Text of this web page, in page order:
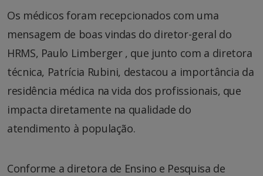
Os médicos foram recepcionados com uma
mensagem de boas vindas do diretor-geral do
HRMS, Paulo Limberger , que junto com a diretora
técnica, Patrícia Rubini, destacou a importância da
residência médica na vida dos profissionais, que
impacta diretamente na qualidade do
atendimento à população.
Conforme a diretora de Ensino e Pesquisa de